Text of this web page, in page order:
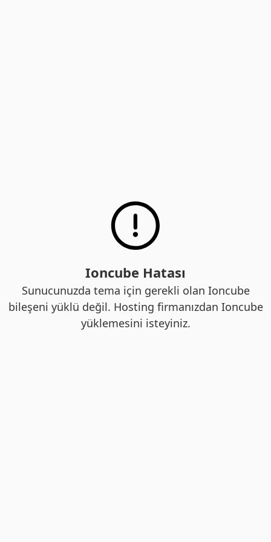
Ioncube Hatası
Sunucunuzda tema için gerekli olan Ioncube
bileşeni yüklü değil. Hosting firmanızdan Ioncube
yüklemesini isteyiniz.